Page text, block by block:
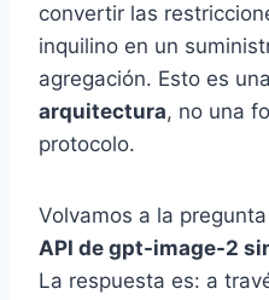
convertir las
inquilino en un
agregación. Esto es una
arquitectura, no una
protocolo.
Volvamos a la
API de gpt-image-2
La respuesta es: a